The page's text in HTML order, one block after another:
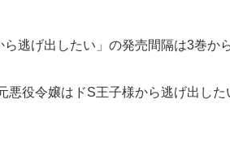
逃げ出したい」の発売間隔は3巻か
悪役令嬢はドS王子様から逃げ出し